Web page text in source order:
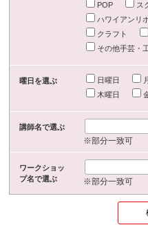
POP
ス
ハワイアンリ
クラフト
その他手芸・
曜日を選ぶ 日曜日
木曜日
講師名で選ぶ
※部分一致可
ワークショッ
プ名で選ぶ
※部分一致可